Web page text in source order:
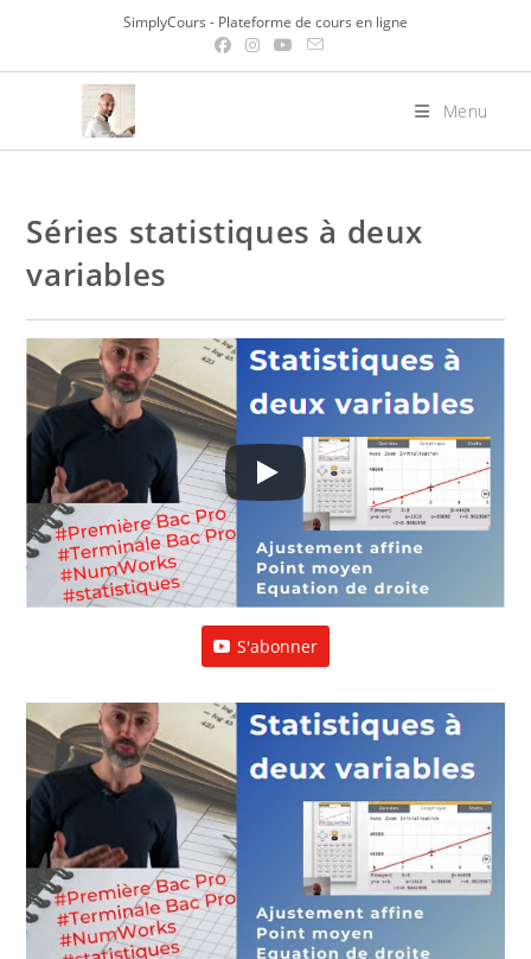
content
SimplyCours - Plateforme de cours en ligne
Menu
Séries statistiques à deux
variables
S'abonner